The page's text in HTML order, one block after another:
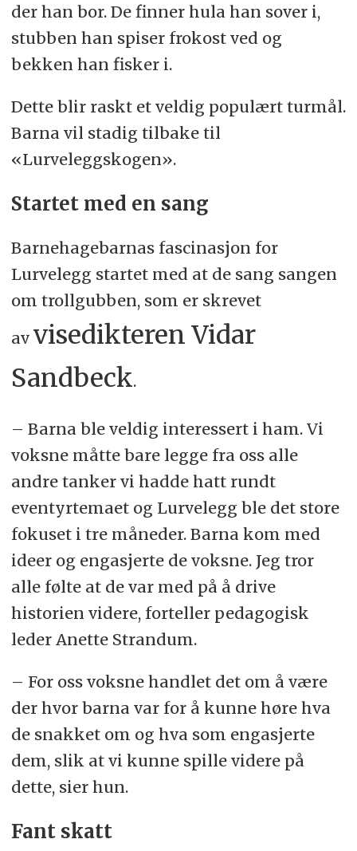
der han bor. De finner hula han sover i,
stubben han spiser frokost ved og
bekken han fisker i.
Dette blir raskt et veldig populært turmål.
Barna vil stadig tilbake til
«Lurveleggskogen».
Startet med en sang
Barnehagebarnas fascinasjon for
Lurvelegg startet med at de sang sangen
om trollgubben, som er skrevet
av visedikteren Vidar
Sandbeck.
– Barna ble veldig interessert i ham. Vi
voksne måtte bare legge fra oss alle
andre tanker vi hadde hatt rundt
eventyrtemaet og Lurvelegg ble det store
fokuset i tre måneder. Barna kom med
ideer og engasjerte de voksne. Jeg tror
alle følte at de var med på å drive
historien videre, forteller pedagogisk
leder Anette Strandum.
– For oss voksne handlet det om å være
der hvor barna var for å kunne høre hva
de snakket om og hva som engasjerte
dem, slik at vi kunne spille videre på
dette, sier hun.
Fant skatt